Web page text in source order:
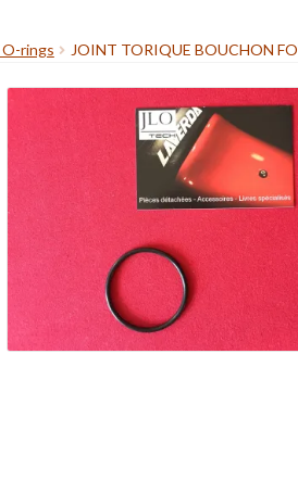
rings JOINT TORIQUE BOUCHON